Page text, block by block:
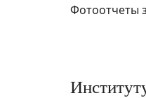
Фотоотчеты